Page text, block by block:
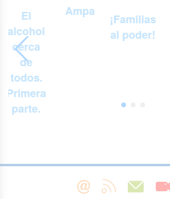
El
alcohol
cerca
de
todos.
Primera
parte.
Ampa
¡Familias
al poder!